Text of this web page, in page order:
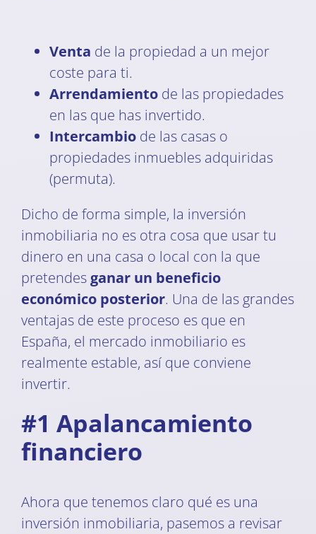
Venta de la propiedad a un mejor
coste para ti.
Arrendamiento de las propiedades
en las que has invertido.
Intercambio de las casas o
propiedades inmuebles adquiridas
(permuta).
Dicho de forma simple, la inversión
inmobiliaria no es otra cosa que usar tu
dinero en una casa o local con la que
pretendes ganar un beneficio
económico posterior. Una de las grandes
ventajas de este proceso es que en
España, el mercado inmobiliario es
realmente estable, así que conviene
invertir.
#1 Apalancamiento
financiero
Ahora que tenemos claro qué es una
inversión inmobiliaria, pasemos a revisar